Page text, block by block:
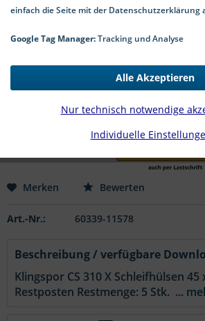
zzgl. Versandkosten
1-4 Werktage Lieferzeit
Merken Bewerten
Art.-Nr.: 60339-11578
Beschreibung / verfügbare
Klingspor CS 310 X Schleifhülsen 45
Restposten Restmenge: 5 Stk. ...
einfach die Seite mit der Datenschutzerklärung
Google Tag Manager:Tracking und Analyse
Individuelle
Nur technisch notwendige
Alle Akzeptieren